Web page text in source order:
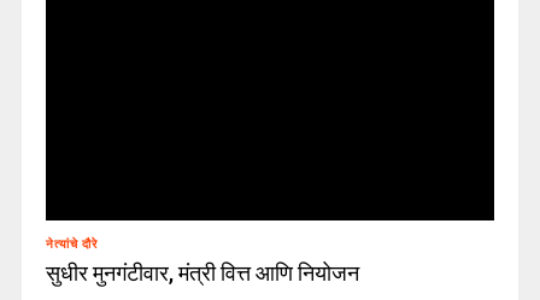
नेत्यांचे दौरे
सुधीर मुनगंटीवार, मंत्री वित्त आणि नियोजन